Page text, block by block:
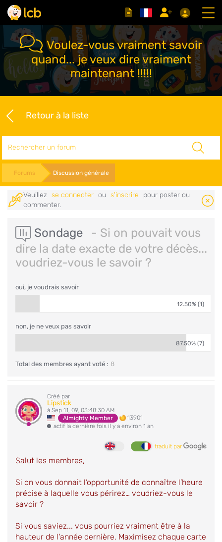
Voulez-vous vraiment savoir
quand... je veux dire vraiment
maintenant !!!!!
Retour à la liste
Forums Discussion générale
Veuillez se connecter ou s'inscrire
pour poster ou
commenter.
Sondage
- Si on pouvait vous
dire la date exacte de votre décès...
voudriez-vous le savoir ?
oui, je voudrais savoir
12.50% (1)
non, je ne veux pas savoir
87.50% (7)
Total des membres ayant voté : 8
Créé par
Lipstick
à Sep 11, 09, 03:48:30 AM
Almighty Member
13901
actif la dernière fois il y a environ 1 an
traduit par
Salut les membres,
Si on vous donnait l’opportunité de connaître l’heure
précise à laquelle vous périrez… voudriez-vous le
savoir ?
Si vous saviez... vous pourriez vraiment être à la
hauteur de l'année dernière. Maximisez chaque carte